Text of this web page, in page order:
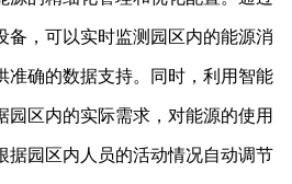
备，可以实时监测园区内的能源消
准确的数据支持。同时，利用智能
园区内的实际需求，对能源的使用
据园区内人员的活动情况自动调节